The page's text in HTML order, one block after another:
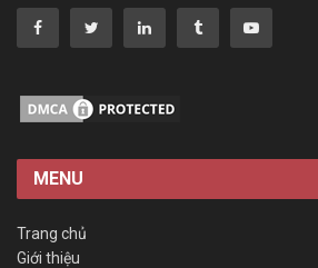
MENU
Trang chủ
Giới thiệu